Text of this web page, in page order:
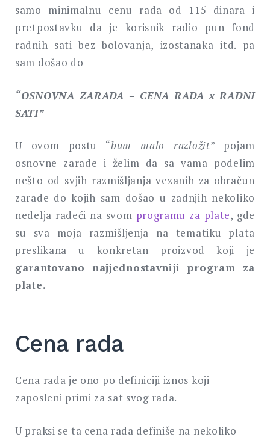
samo minimalnu cenu rada od 115 dinara i
pretpostavku da je korisnik radio pun fond
radnih sati bez bolovanja, izostanaka itd. pa
sam došao do
“OSNOVNA ZARADA = CENA RADA x RADNI
SATI”
U ovom postu “bum malo razložit” pojam
osnovne zarade i želim da sa vama podelim
nešto od svjih razmišljanja vezanih za obračun
zarade do kojih sam došao u zadnjih nekoliko
nedelja radeći na svom programu za plate, gde
su sva moja razmišljenja na tematiku plata
preslikana u konkretan proizvod koji je
garantovano najjednostavniji program za
plate.
Cena rada
Cena rada je ono po definiciji iznos koji
zaposleni primi za sat svog rada.
U praksi se ta cena rada definiše na nekoliko